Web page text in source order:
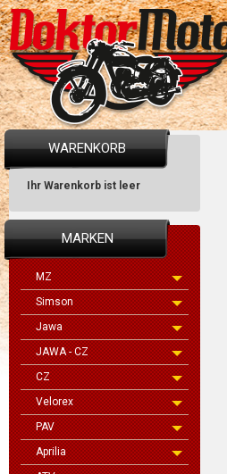
WARENKORB
Ihr Warenkorb ist leer
MARKEN
MZ
Simson
Jawa
JAWA - CZ
CZ
Velorex
PAV
Aprilia